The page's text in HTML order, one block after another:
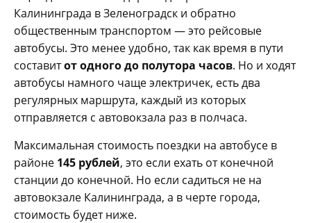
Калининграда в Зеленоградск и обратно
общественным транспортом — это рейсовые
автобусы. Это менее удобно, так как время в пути
составитот одного до полутора часов. Но и ходят
автобусы намного чаще электричек, есть два
регулярных маршрута, каждый из которых
отправляется с автовокзала раз в полчаса.
Максимальная стоимость поездки на автобусе в
районе 145 рублей, это если ехать от конечной
станции до конечной. Но если садиться не на
автовокзале Калининграда, а в черте города,
стоимость будет ниже.